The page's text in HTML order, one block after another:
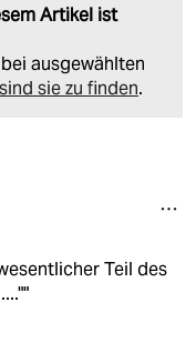
Artikel ist
ausgewählten
sie zu finden.
Teil des